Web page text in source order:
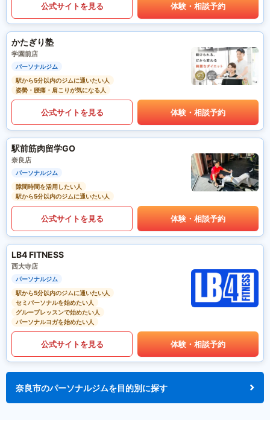
公式サイトを見る 体験・相談予約
かたぎり塾
学園前店
パーソナルジム
駅から5分以内のジムに通いたい人
姿勢・腰痛・肩こりが気になる人
公式サイトを見る 体験・相談予約
駅前筋肉留学GO
奈良店
パーソナルジム
隙間時間を活用したい人
駅から5分以内のジムに通いたい人
公式サイトを見る 体験・相談予約
LB4 FITNESS
西大寺店
パーソナルジム
駅から5分以内のジムに通いたい人
セミパーソナルを始めたい人
グループレッスンで始めたい人
パーソナルヨガを始めたい人
公式サイトを見る 体験・相談予約
奈良市のパーソナルジムを目的別に探す